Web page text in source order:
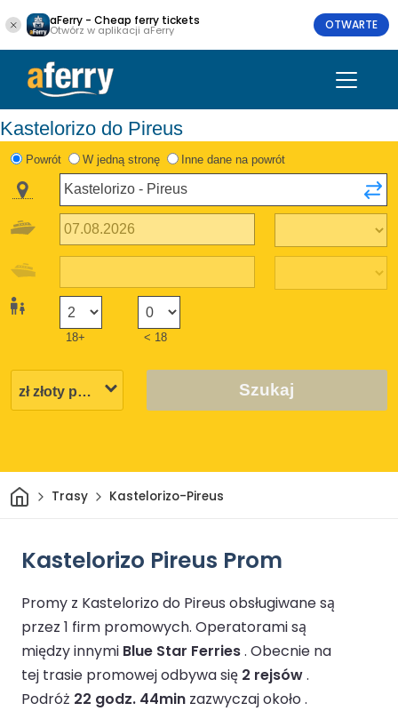
aFerry - Cheap ferry tickets
Otwórz w aplikacji aFerry OTWARTE
Kastelorizo do Pireus
Powrót W jedną stronę Inne dane na powrót
18+ < 18
Szukaj
DomTrasy Kastelorizo-Pireus
Kastelorizo Pireus Prom
Promy z Kastelorizo do Pireus obsługiwane są
przez 1 firm promowych. Operatorami są
między innymi Blue Star Ferries. Obecnie na
tej trasie promowej odbywa się 2 rejsów.
Podróż 22 godz. 44min zazwyczaj około .